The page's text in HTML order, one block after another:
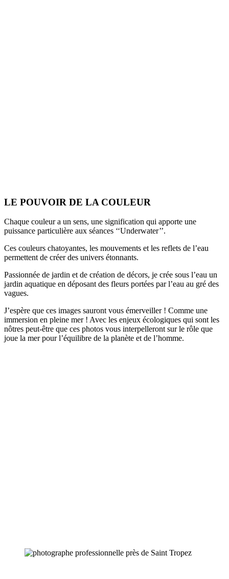
LE POUVOIR DE LA COULEUR
Chaque couleur a un sens, une signification qui apporte une
puissance particulière aux séances ‘‘Underwater’’.
Ces couleurs chatoyantes, les mouvements et les reflets de l’eau
permettent de créer des univers étonnants.
Passionnée de jardin et de création de décors, je crée sous l’eau un
jardin aquatique en déposant des fleurs portées par l’eau au gré des
vagues.
J’espère que ces images sauront vous émerveiller ! Comme une
immersion en pleine mer ! Avec les enjeux écologiques qui sont les
nôtres peut-être que ces photos vous interpelleront sur le rôle que
joue la mer pour l’équilibre de la planète et de l’homme.